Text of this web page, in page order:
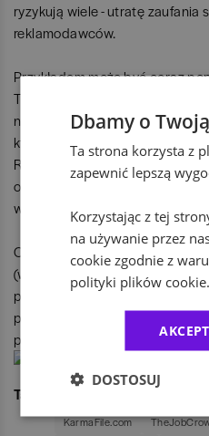
ryzykują wiele - utratę zaufania
reklamodawców.
Przykładem może być coraz
The JobCrowd
naczelnym hasłem jest
którzy oceniają swoich
Reviewed by employees)
odpowiedzialność,
work life
wynagrodzenie czy atmosfera w
O krok dalej idzie amerykańska
(www.karmafile.com), która
profesjonalistom oceniać
pod względem doświadczenia,
profesjonalizmu.
Tagi
KarmaFile.com
Dbamy o
Ta strona korzysta z
zapewnić lepszą
Korzystając z tej
na używanie przez
cookie zgodnie z
polityki plików cookie.
DOSTOSUJ